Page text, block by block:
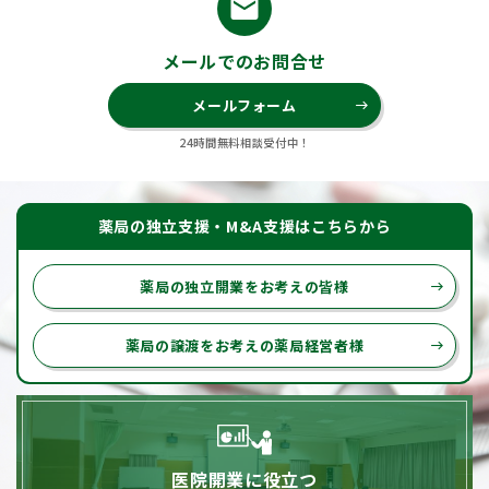
email
メールでのお問合せ
メールフォーム east
24時間無料相談受付中！
薬局の独立支援・M&A支援はこちらから
薬局の独立開業をお考えの皆様 east
薬局の譲渡をお考えの薬局経営者様 east
医院開業に役立つ